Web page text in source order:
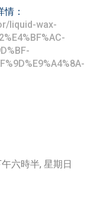
：
liquid-wax-
六時半, 星期日